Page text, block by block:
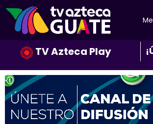
TV Azteca Play